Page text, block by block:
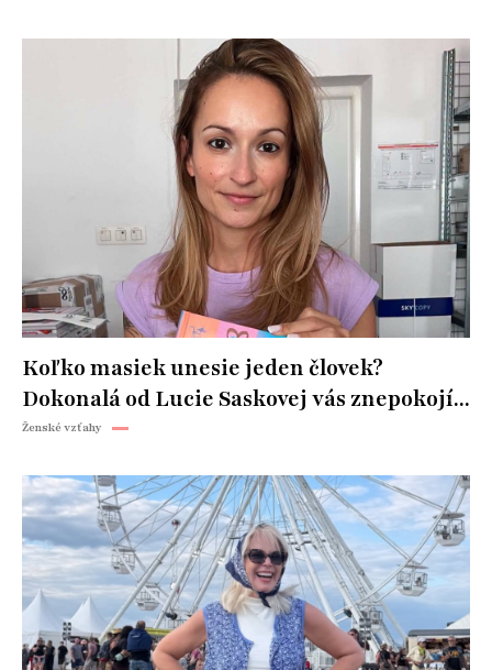
Koľko masiek unesie jeden človek?
Dokonalá od Lucie Saskovej vás znepokojí...
Ženské vzťahy